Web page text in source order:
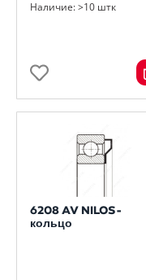
Наличие: >10 штк
6208 AV NILOS-
кольцо